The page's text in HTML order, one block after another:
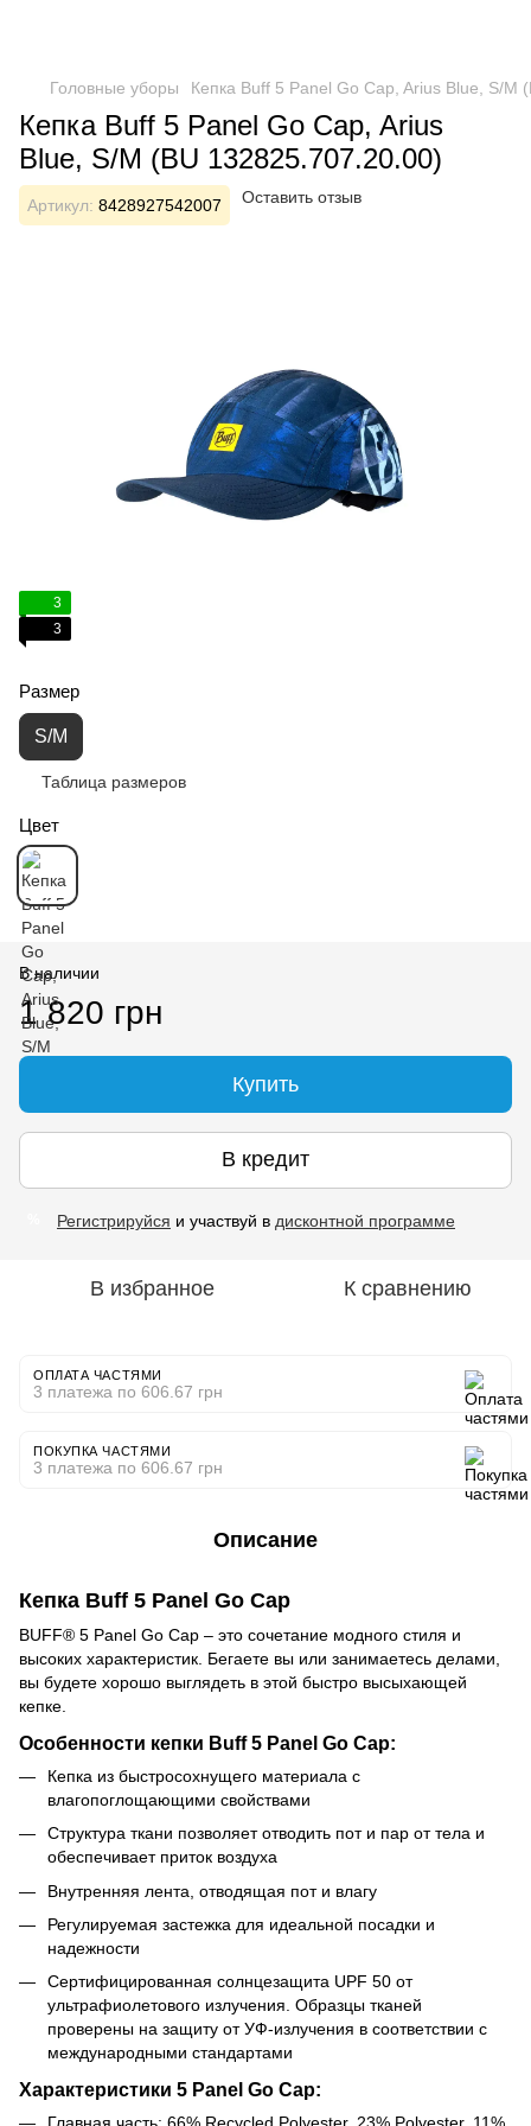
Головные уборы Кепка Buff 5 Panel Go Cap, Arius Blue, S/M
Кепка Buff 5 Panel Go Cap, Arius
Blue, S/M (BU 132825.707.20.00)
Артикул: 8428927542007 Оставить отзыв
3
3
Размер
S/M
Таблица размеров
Цвет
В наличии
1 820 грн
Купить
В кредит
Регистрируйся и участвуй в дисконтной программе
В избранное К сравнению
ОПЛАТА ЧАСТЯМИ
3 платежа по 606.67 грн
ПОКУПКА ЧАСТЯМИ
3 платежа по 606.67 грн
Описание
Кепка Buff 5 Panel Go Cap
BUFF® 5 Panel Go Cap – это сочетание модного стиля и
высоких характеристик. Бегаете вы или занимаетесь делами,
вы будете хорошо выглядеть в этой быстро высыхающей
кепке.
Особенности кепки Buff 5 Panel Go Cap:
Кепка из быстросохнущего материала с
влагопоглощающими свойствами
Структура ткани позволяет отводить пот и пар от тела и
обеспечивает приток воздуха
Внутренняя лента, отводящая пот и влагу
Регулируемая застежка для идеальной посадки и
надежности
Сертифицированная солнцезащита UPF 50 от
ультрафиолетового излучения. Образцы тканей
проверены на защиту от УФ-излучения в соответствии с
международными стандартами
Характеристики 5 Panel Go Cap: